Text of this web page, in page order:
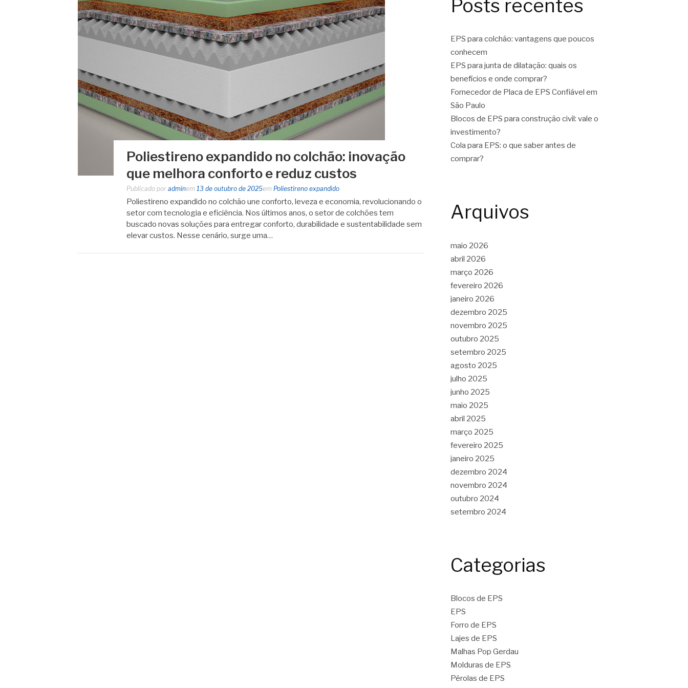
Poliestireno expandido no colchão: inovação
que melhora conforto e reduz custos
Publicado por adminem 13 de outubro de 2025em Poliestireno expandido
Poliestireno expandido no colchão une conforto, leveza e economia, revolucionando o
setor com tecnologia e eficiência. Nos últimos anos, o setor de colchões tem
buscado novas soluções para entregar conforto, durabilidade e sustentabilidade sem
elevar custos. Nesse cenário, surge uma…
Posts recentes
EPS para colchão: vantagens que poucos
conhecem
EPS para junta de dilatação: quais os
benefícios e onde comprar?
Fornecedor de Placa de EPS Confiável em
São Paulo
Blocos de EPS para construção civil: vale o
investimento?
Cola para EPS: o que saber antes de
comprar?
Arquivos
maio 2026
abril 2026
março 2026
fevereiro 2026
janeiro 2026
dezembro 2025
novembro 2025
outubro 2025
setembro 2025
agosto 2025
julho 2025
junho 2025
maio 2025
abril 2025
março 2025
fevereiro 2025
janeiro 2025
dezembro 2024
novembro 2024
outubro 2024
setembro 2024
Categorias
Blocos de EPS
EPS
Forro de EPS
Lajes de EPS
Malhas Pop Gerdau
Molduras de EPS
Pérolas de EPS